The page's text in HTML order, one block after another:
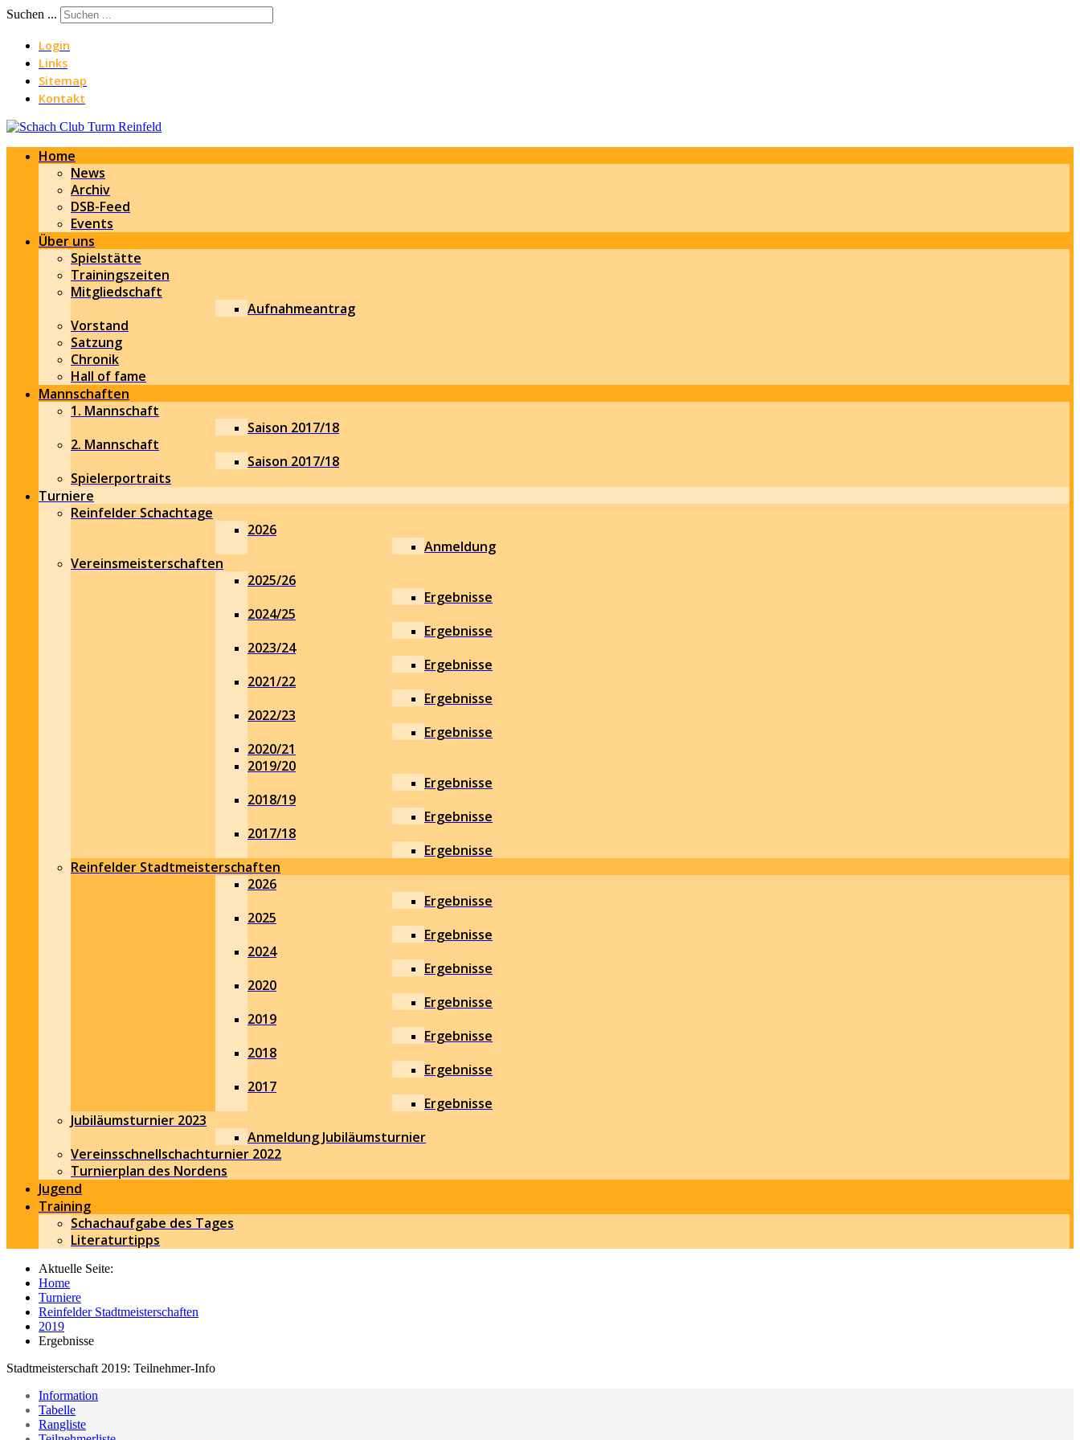
Suchen ...
Login
Links
Sitemap
Kontakt
Home
News
Archiv
DSB-Feed
Events
Über uns
Spielstätte
Trainingszeiten
Mitgliedschaft
Aufnahmeantrag
Vorstand
Satzung
Chronik
Hall of fame
Mannschaften
1. Mannschaft
Saison 2017/18
2. Mannschaft
Saison 2017/18
Spielerportraits
Turniere
Reinfelder Schachtage
2026
Anmeldung
Vereinsmeisterschaften
2025/26
Ergebnisse
2024/25
Ergebnisse
2023/24
Ergebnisse
2021/22
Ergebnisse
2022/23
Ergebnisse
2020/21
2019/20
Ergebnisse
2018/19
Ergebnisse
2017/18
Ergebnisse
Reinfelder Stadtmeisterschaften
2026
Ergebnisse
2025
Ergebnisse
2024
Ergebnisse
2020
Ergebnisse
2019
Ergebnisse
2018
Ergebnisse
2017
Ergebnisse
Jubiläumsturnier 2023
Anmeldung Jubiläumsturnier
Vereinsschnellschachturnier 2022
Turnierplan des Nordens
Jugend
Training
Schachaufgabe des Tages
Literaturtipps
Aktuelle Seite:
Home
Turniere
Reinfelder Stadtmeisterschaften
2019
Ergebnisse
Stadtmeisterschaft 2019: Teilnehmer-Info
Information
Tabelle
Rangliste